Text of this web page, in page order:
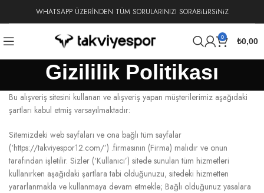
WHATSAPP ÜZERİNDEN TÜM SORULARINIZI SORABiLiRSiNiZ
0 ₺0,00
Gizililik Politikası
Bu alışveriş sitesini kullanan ve alışveriş yapan müşterilerimiz aşağıdaki
şartları kabul etmiş varsayılmaktadır:
Sitemizdeki web sayfaları ve ona bağlı tüm sayfalar
(‘https://takviyespor12.com/’) .firmasının (Firma) malıdır ve onun
tarafından işletilir. Sizler (‘Kullanıcı’) sitede sunulan tüm hizmetleri
kullanırken aşağıdaki şartlara tabi olduğunuzu, sitedeki hizmetten
yararlanmakla ve kullanmaya devam etmekle; Bağlı olduğunuz yasalara